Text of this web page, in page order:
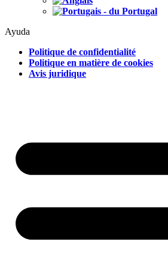
Ayuda
Politique de confidentialité
Politique en matière de cookies
Avis juridique